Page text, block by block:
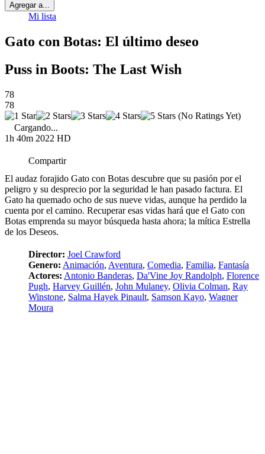
Agregar a...
Mi lista
Gato con Botas: El último deseo
Puss in Boots: The Last Wish
78
78
(No Ratings Yet)
Cargando...
1h 40m 2022 HD
Compartir
El audaz forajido Gato con Botas descubre que su pasión por el
peligro y su desprecio por la seguridad le han pasado factura. El
Gato ha quemado ocho de sus nueve vidas, aunque ha perdido la
cuenta por el camino. Recuperar esas vidas hará que el Gato con
Botas emprenda su mayor búsqueda hasta ahora; la mítica Estrella
de los Deseos.
Director: Joel Crawford
Genero: Animación, Aventura, Comedia, Familia, Fantasía
Actores: Antonio Banderas, Da'Vine Joy Randolph, Florence
Pugh, Harvey Guillén, John Mulaney, Olivia Colman, Ray
Winstone, Salma Hayek Pinault, Samson Kayo, Wagner
Moura